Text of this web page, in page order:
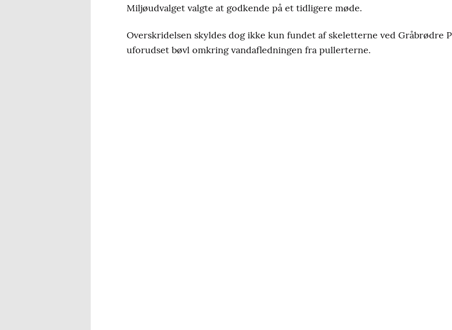
Miljøudvalget valgte at godkende på et tidligere møde.
Overskridelsen skyldes dog ikke kun fundet af skeletterne ved Gråbrødre
uforudset bøvl omkring vandafledningen fra pullerterne.